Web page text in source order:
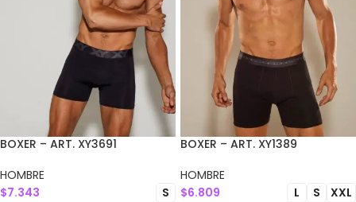
BOXER – ART. XY3691
HOMBRE
$7.343 S
BOXER – ART. XY1389
HOMBRE
$6.809 L S XXL